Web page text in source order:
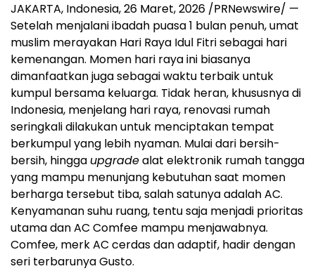
JAKARTA, Indonesia,26 Maret, 2026 /PRNewswire/ —
Setelah menjalani ibadah puasa 1 bulan penuh, umat
muslim merayakan Hari Raya Idul Fitri sebagai hari
kemenangan. Momen hari raya ini biasanya
dimanfaatkan juga sebagai waktu terbaik untuk
kumpul bersama keluarga. Tidak heran, khususnya di
Indonesia, menjelang hari raya, renovasi rumah
seringkali dilakukan untuk menciptakan tempat
berkumpul yang lebih nyaman. Mulai dari bersih-
bersih, hingga upgradealat elektronik rumah tangga
yang mampu menunjang kebutuhan saat momen
berharga tersebut tiba, salah satunya adalah AC.
Kenyamanan suhu ruang, tentu saja menjadi prioritas
utama dan AC Comfee mampu menjawabnya.
Comfee, merk AC cerdas dan adaptif, hadir dengan
seri terbarunya Gusto.